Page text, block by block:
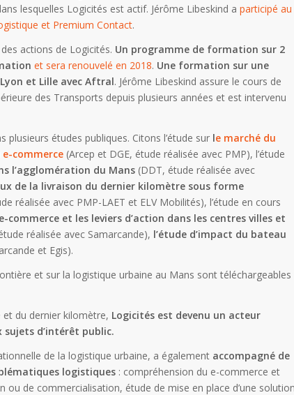
lesquelles Logicités est actif. Jérôme Libeskind a participé au
et Premium Contact.
actions de Logicités. Un programme de formation sur 2
et sera renouvelé en 2018. Une formation sur une
et Lille avec Aftral. Jérôme Libeskind assure le cours de
des Transports depuis plusieurs années et est intervenu
études publiques. Citons l’étude sur le marché du
commerce (Arcep et DGE, étude réalisée avec PMP), l’étude
l’agglomération du Mans (DDT, étude réalisée avec
de la livraison du dernier kilomètre sous forme
réalisée avec PMP-LAET et ELV Mobilités), l’étude en cours
et les leviers d’action dans les centres villes et
réalisée avec Samarcande), l’étude d’impact du bateau
et Egis).
et sur la logistique urbaine au Mans sont téléchargeables
du dernier kilomètre, Logicités est devenu un acteur
d’intérêt public.
de la logistique urbaine, a également accompagné de
logistiques : compréhension du e-commerce et
ou de commercialisation, étude de mise en place d’une